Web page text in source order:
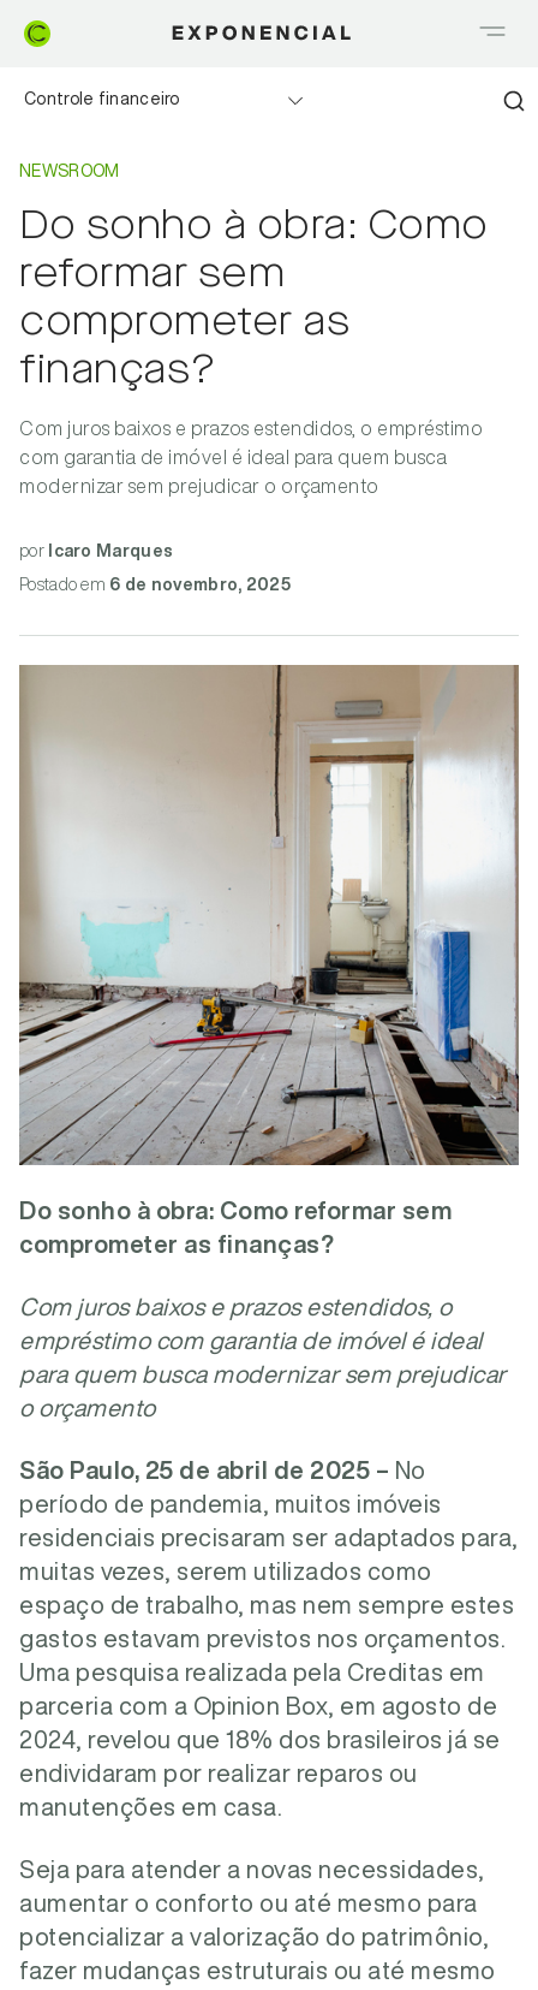
Controle financeiro
Realizando sonhos
Saia do Vermelho
Tudo sobre Crédito
Meu negócio
Home Newsroom
NEWSROOM
Do sonho à obra: Como
reformar sem
comprometer as
finanças?
Com juros baixos e prazos estendidos, o empréstimo
com garantia de imóvel é ideal para quem busca
modernizar sem prejudicar o orçamento
por
Icaro Marques
Postado em 6 de novembro, 2025
Do sonho à obra: Como reformar sem
comprometer as finanças?
Com juros baixos e prazos estendidos, o
empréstimo com garantia de imóvel é ideal
para quem busca modernizar sem prejudicar
o orçamento
São Paulo, 25 de abril de 2025 – No
período de pandemia, muitos imóveis
residenciais precisaram ser adaptados para,
muitas vezes, serem utilizados como
espaço de trabalho, mas nem sempre estes
gastos estavam previstos nos orçamentos.
Uma pesquisa realizada pela Creditas em
parceria com a Opinion Box, em agosto de
2024, revelou que 18% dos brasileiros já se
endividaram por realizar reparos ou
manutenções em casa.
Seja para atender a novas necessidades,
aumentar o conforto ou até mesmo para
potencializar a valorização do patrimônio,
fazer mudanças estruturais ou até mesmo